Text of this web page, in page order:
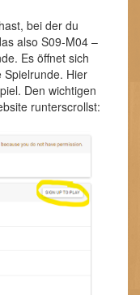
bei der du
also S09-M04 –
Es öffnet sich
Hier
Den wichtigen
runterscrollst: